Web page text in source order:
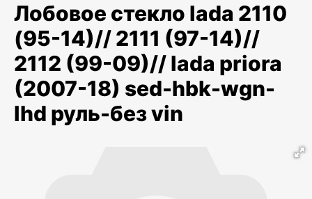
лобовое стекло lada 2110
(95-14)// 2111 (97-14)//
2112 (99-09)// lada priora
(2007-18) sed-hbk-wgn-
lhd руль-без vin